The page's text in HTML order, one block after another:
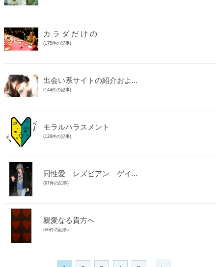
カ ラ ダ だ け の
(175件の記事)
出会い系サイトの紹介およ...
(144件の記事)
モラルハラスメント
(128件の記事)
同性愛 レズビアン ゲイ...
(97件の記事)
親愛なる貴方へ
(60件の記事)